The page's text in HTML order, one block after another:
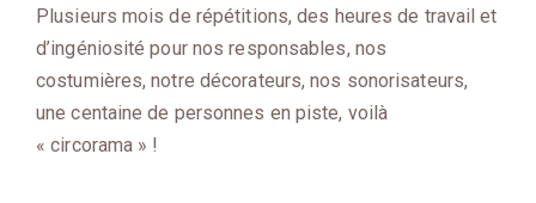
Plusieurs mois de répétitions, des heures de travail et
d’ingéniosité pour nos responsables, nos
costumières, notre décorateurs, nos sonorisateurs,
une centaine de personnes en piste, voilà
« circorama » !